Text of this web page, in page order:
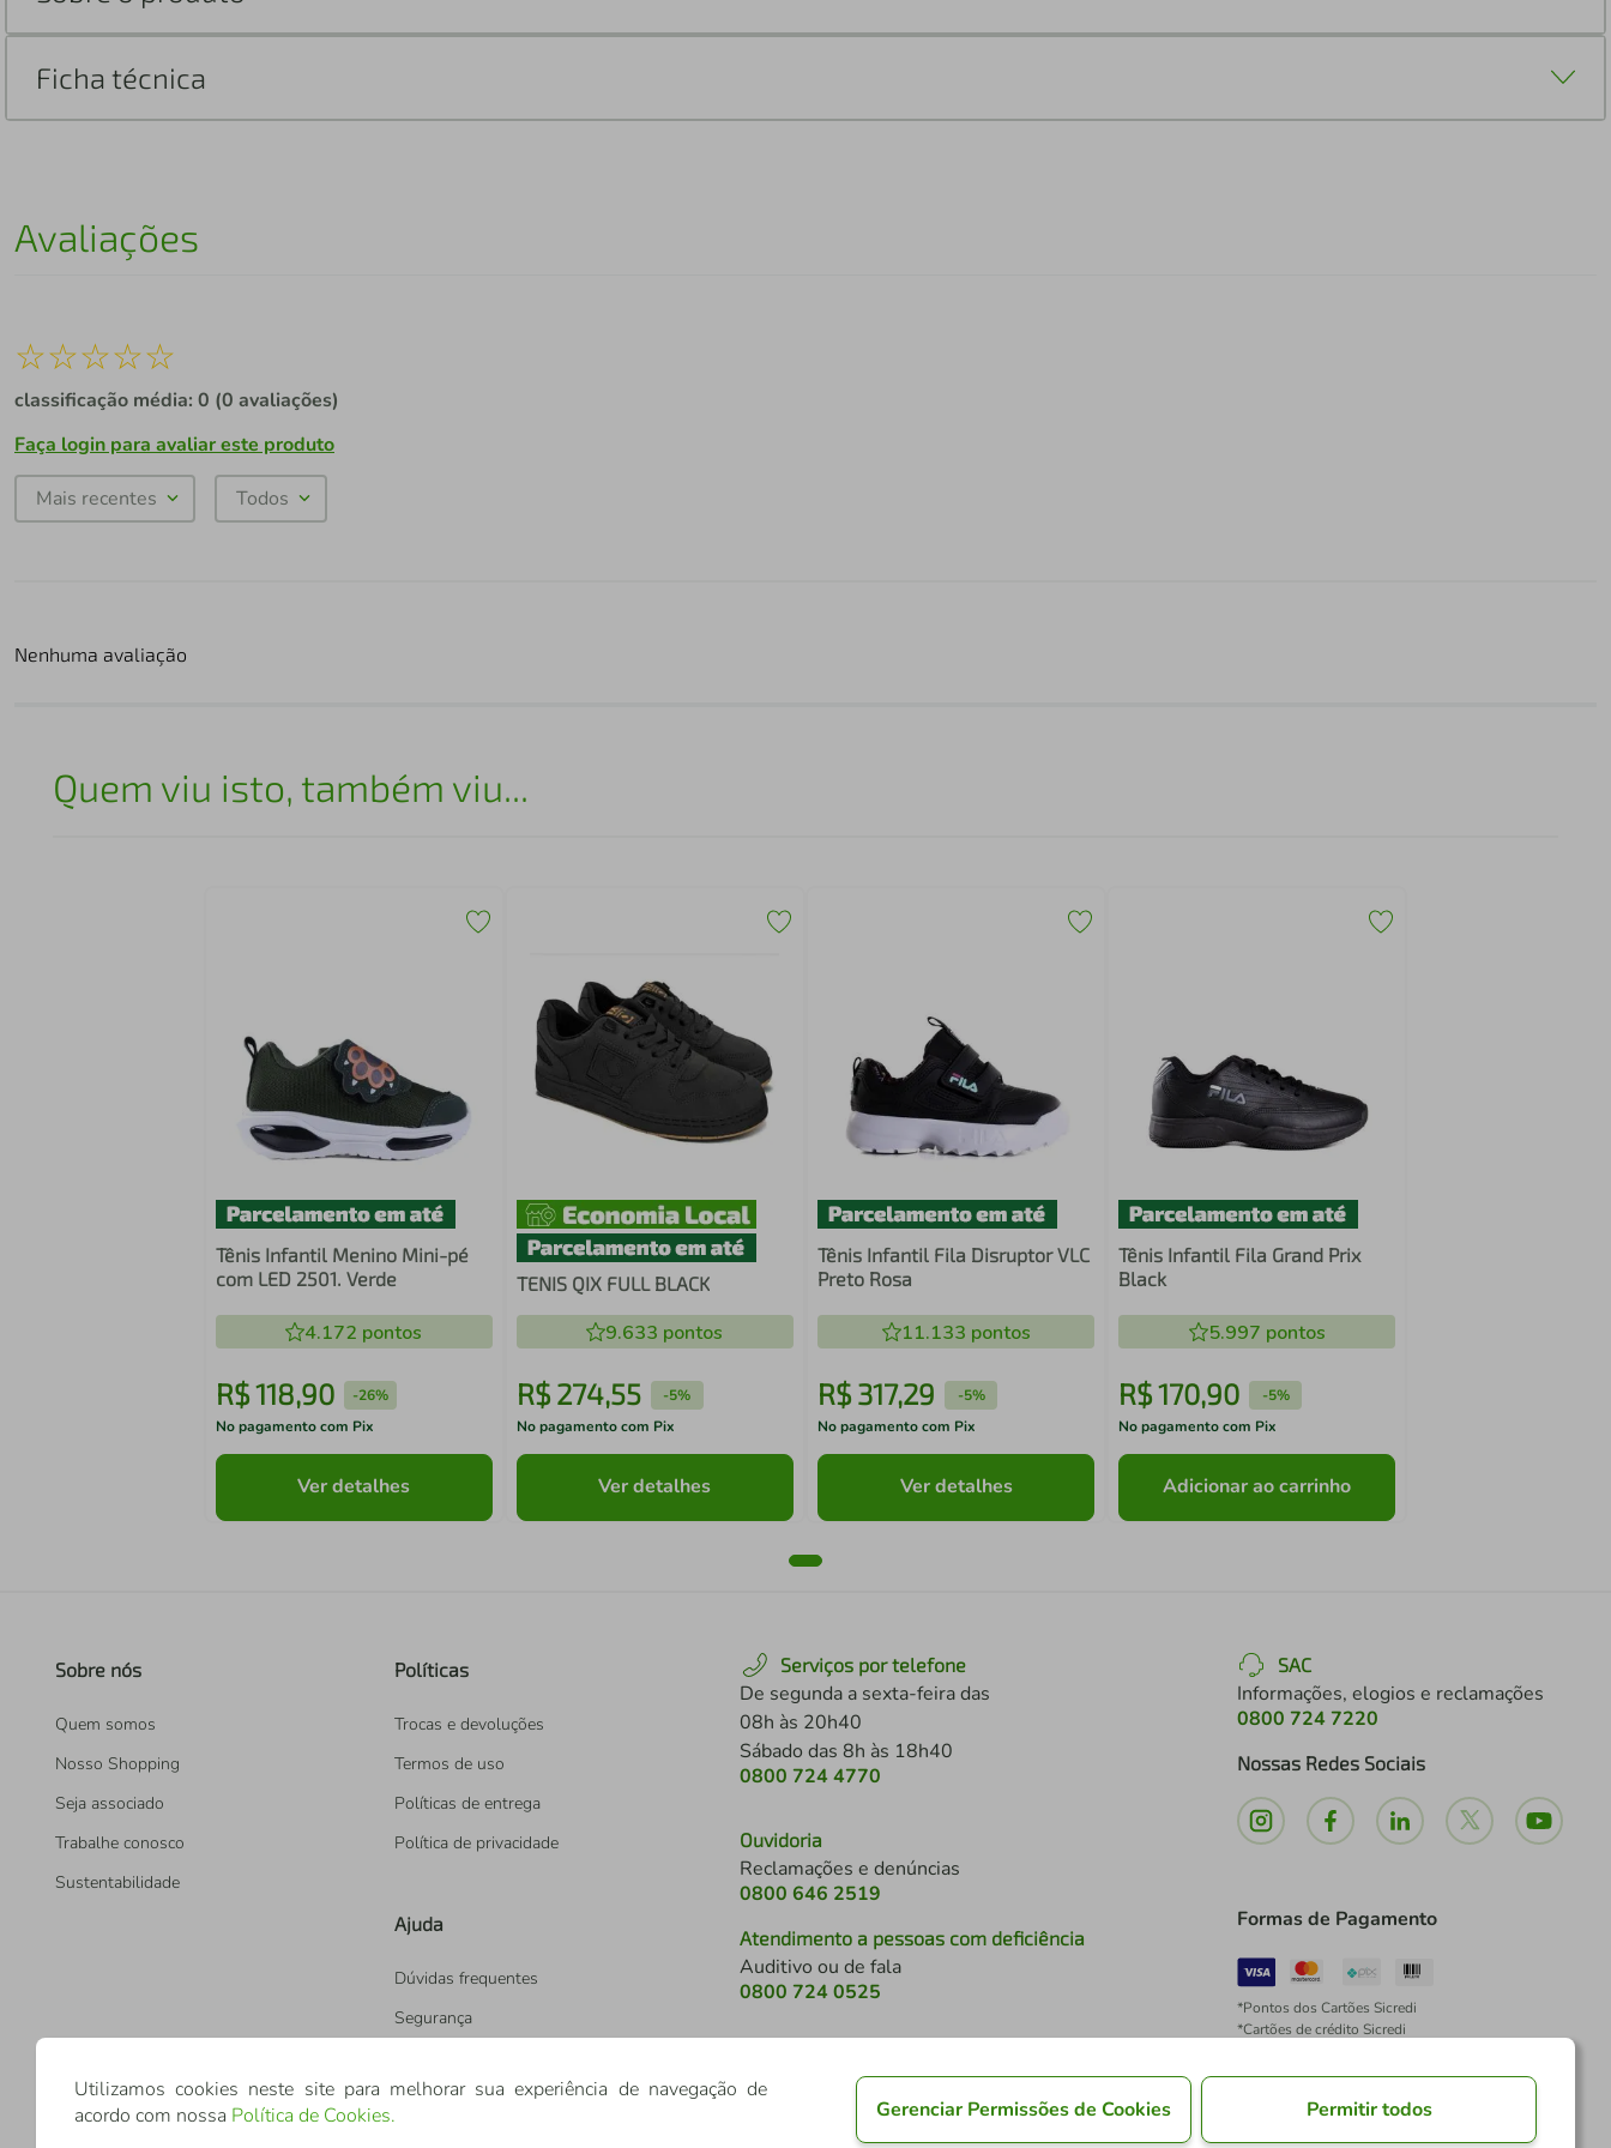
Ficha técnica
Avaliações
☆☆☆☆☆
classificação média: 0 (0 avaliações)
Faça login para avaliar este produto
Mais recentes Todos
Nenhuma avaliação
Quem viu isto, também viu...
Tênis Infantil Menino Mini-pé
com LED 2501. Verde
4.172 pontos
R$118,90 -26%
No pagamento com Pix
Ver detalhes
TENIS QIX FULL BLACK
9.633 pontos
R$ 274,55 -5%
No pagamento com Pix
Ver detalhes
Tênis Infantil Fila Disruptor VLC
Preto Rosa
11.133 pontos
R$ 317,29 -5%
No pagamento com Pix
Ver detalhes
Tênis Infantil Fila Grand Prix
Black
5.997 pontos
R$170,90 -5%
No pagamento com Pix
Adicionar ao carrinho
Sobre nós
Quem somos
Nosso Shopping
Seja associado
Trabalhe conosco
Sustentabilidade
Políticas
Trocas e devoluções
Termos de uso
Políticas de entrega
Política de privacidade
Ajuda
Dúvidas frequentes
Segurança
Serviços por telefone
De segunda a sexta-feira das
08h às 20h40
Sábado das 8h às 18h40
0800 724 4770
Ouvidoria
Reclamações e denúncias
0800 646 2519
Atendimento a pessoas com deficiência
Auditivo ou de fala
0800 724 0525
SAC
Informações, elogios e reclamações
0800 724 7220
Nossas Redes Sociais
Formas de Pagamento
*Pontos dos Cartões Sicredi
*Cartões de crédito Sicredi
*É vedada a cobrança de preço superior, valor ou
Utilizamos cookies neste site para melhorar sua experiência de navegação de
acordo com nossa Política de Cookies. Gerenciar Permissões de Cookies Permitir todos